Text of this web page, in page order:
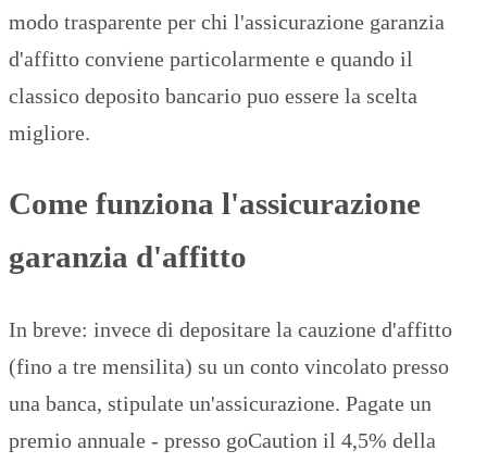
modo trasparente per chi l'assicurazione garanzia
d'affitto conviene particolarmente e quando il
classico deposito bancario puo essere la scelta
migliore.
Come funziona l'assicurazione
garanzia d'affitto
In breve: invece di depositare la cauzione d'affitto
(fino a tre mensilita) su un conto vincolato presso
una banca, stipulate un'assicurazione. Pagate un
premio annuale - presso goCaution il 4,5% della